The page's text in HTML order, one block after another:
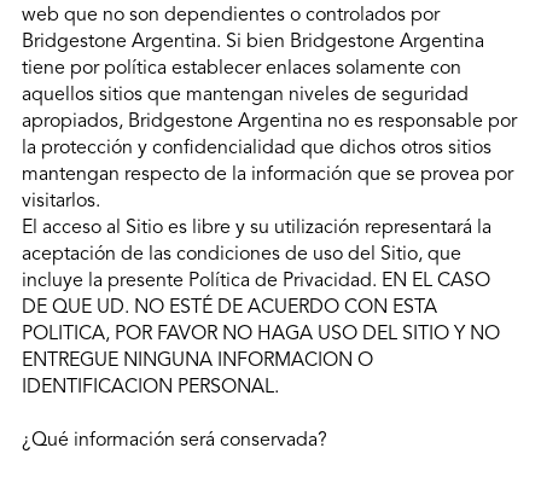
web que no son dependientes o controlados por
Bridgestone Argentina. Si bien Bridgestone Argentina
tiene por política establecer enlaces solamente con
aquellos sitios que mantengan niveles de seguridad
apropiados, Bridgestone Argentina no es responsable por
la protección y confidencialidad que dichos otros sitios
mantengan respecto de la información que se provea por
visitarlos.
El acceso al Sitio es libre y su utilización representará la
aceptación de las condiciones de uso del Sitio, que
incluye la presente Política de Privacidad. EN EL CASO
DE QUE UD. NO ESTÉ DE ACUERDO CON ESTA
POLITICA, POR FAVOR NO HAGA USO DEL SITIO Y NO
ENTREGUE NINGUNA INFORMACION O
IDENTIFICACION PERSONAL.
¿Qué información será conservada?